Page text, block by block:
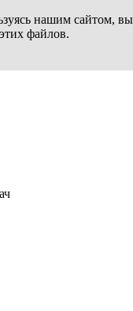
нашим сайтом, вы
файлов.